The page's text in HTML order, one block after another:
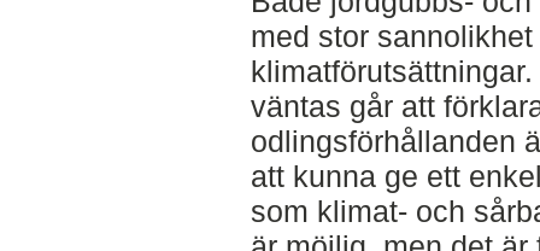
med stor
väntas går att
odlingsförhållanden
att kunna ge ett
som klimat- och